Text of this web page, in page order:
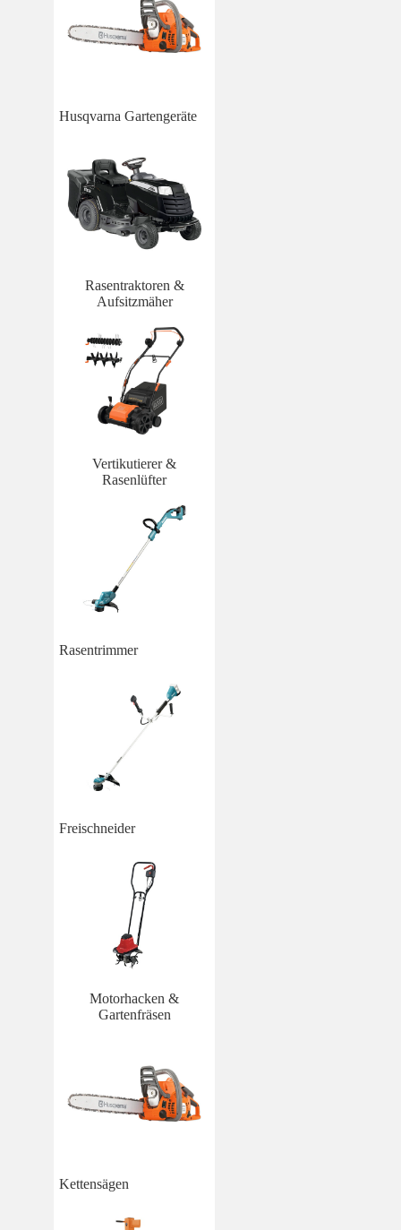
Husqvarna Gartengeräte
Rasentraktoren &
Aufsitzmäher
Vertikutierer &
Rasenlüfter
Rasentrimmer
Freischneider
Motorhacken &
Gartenfräsen
Kettensägen